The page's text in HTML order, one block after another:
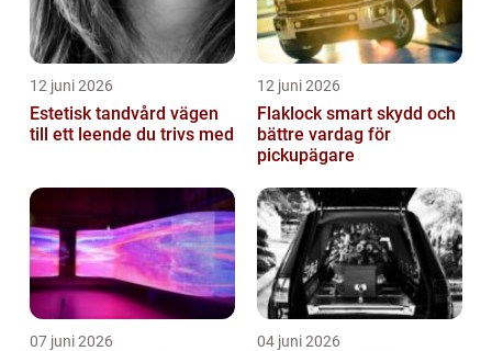
12 juni 2026
Estetisk tandvård vägen
till ett leende du trivs med
12 juni 2026
Flaklock smart skydd och
bättre vardag för
pickupägare
07 juni 2026 04 juni 2026